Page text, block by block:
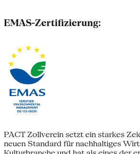
EMAS-Zertifizierung:
PACT Zollverein setzt ein starkes
neuen Standard für nachhaltiges